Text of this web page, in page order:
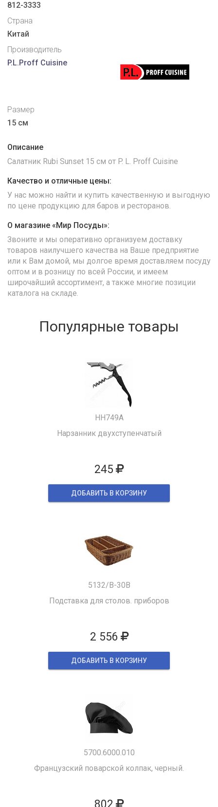
812-3333
Страна
Китай
Производитель
P.L.Proff Cuisine
Размер
15 см
Описание
Салатник Rubi Sunset 15 см от P. L. Proff Cuisine
Качество и отличные цены:
У нас можно найти и купить качественную и выгодную
по цене продукцию для баров и ресторанов.
О магазине «Мир Посуды»:
Звоните и мы оперативно организуем доставку
товаров наилучшего качества на Ваше предприятие
или к Вам домой, мы долгое время доставляем посуду
оптом и в розницу по всей России, и имеем
широчайший ассортимент, а также многие позиции
каталога на складе.
Популярные товары
HH749A
Нарзанник двухступенчатый
245
ДОБАВИТЬ В КОРЗИНУ
5132/B-30B
Подставка для столов. приборов
2 556
ДОБАВИТЬ В КОРЗИНУ
5700.6000.010
Французский поварской колпак, черный.